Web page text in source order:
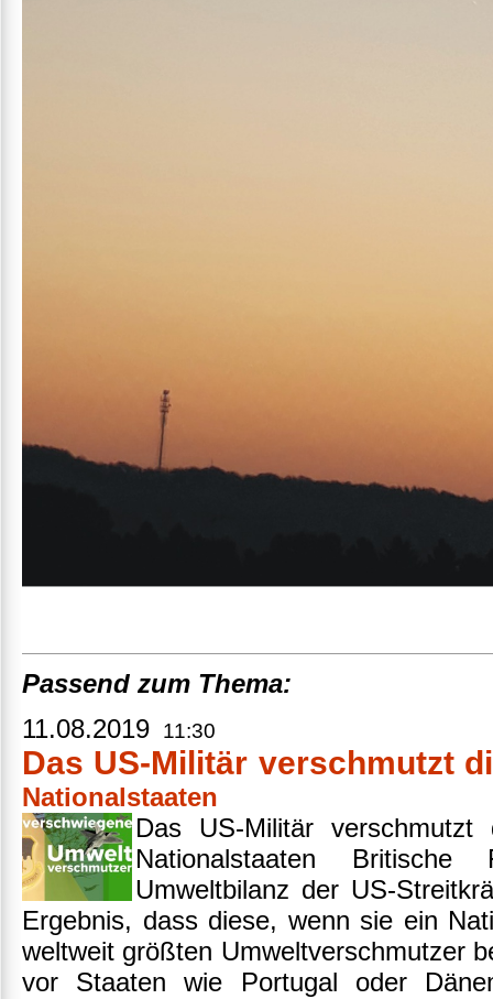
Passend zum Thema:
11.08.2019
11:30
Das US-Militär verschmutzt
Nationalstaaten
Das US-Militär
Nationalstaaten Britische
Umweltbilanz der US-
Ergebnis, dass diese, wenn sie ein
weltweit größten Umweltverschmutzer
vor Staaten wie Portugal oder